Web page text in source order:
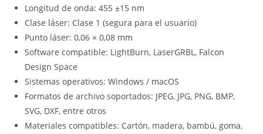
Longitud de onda: 455 ±15 nm
Clase láser: Clase 1 (segura para el usuario)
Punto láser: 0,06 × 0,08 mm
Software compatible: LightBurn, LaserGRBL, Falcon
Design Space
Sistemas operativos: Windows / macOS
Formatos de archivo soportados: JPEG, JPG, PNG, BMP,
SVG, DXF, entre otros
Materiales compatibles: Cartón, madera, bambú, goma,